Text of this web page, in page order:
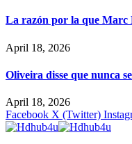
La razón por la que Marc
April 18, 2026
Oliveira disse que nunca
April 18, 2026
Facebook X (Twitter)